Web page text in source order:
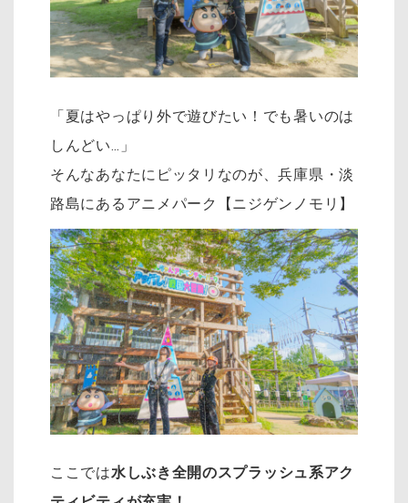
「夏はやっぱり外で遊びたい！でも暑いのは
しんどい…」
そんなあなたにピッタリなのが、兵庫県・淡
路島にあるアニメパーク【ニジゲンノモリ】
ここでは水しぶき全開のスプラッシュ系アク